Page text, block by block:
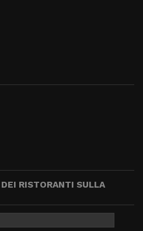
RISTORANTI SULLA